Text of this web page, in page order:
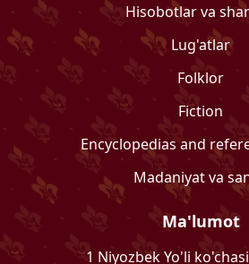
Hisobotlar va
Lug'atlar
Folklor
Fiction
Encyclopedias and
Madaniyat va
Ma'lumot
1 Niyozbek Yo'li